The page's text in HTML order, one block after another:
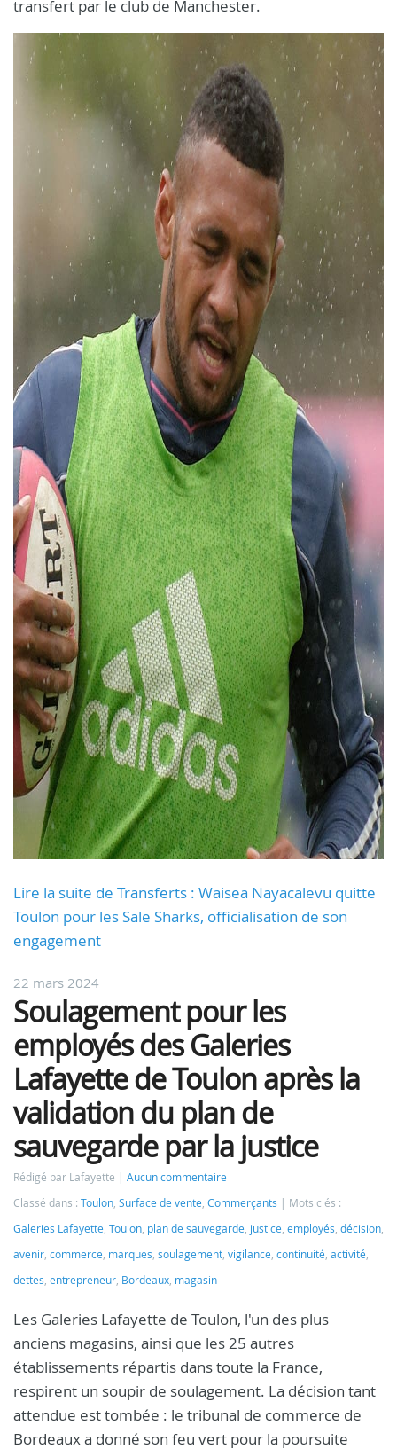
transfert par le club de Manchester.
Lire la suite de Transferts : Waisea Nayacalevu quitte
Toulon pour les Sale Sharks, officialisation de son
engagement
22 mars 2024
Soulagement pour les
employés des Galeries
Lafayette de Toulon après la
validation du plan de
sauvegarde par la justice
Rédigé par Lafayette
Aucun commentaire
Classé dans : Toulon, Surface de vente, Commerçants
Mots clés :
Galeries Lafayette, Toulon, plan de sauvegarde, justice, employés, décision,
avenir, commerce, marques, soulagement, vigilance, continuité, activité,
dettes, entrepreneur, Bordeaux, magasin
Les Galeries Lafayette de Toulon, l'un des plus
anciens magasins, ainsi que les 25 autres
établissements répartis dans toute la France,
respirent un soupir de soulagement. La décision tant
attendue est tombée : le tribunal de commerce de
Bordeaux a donné son feu vert pour la poursuite